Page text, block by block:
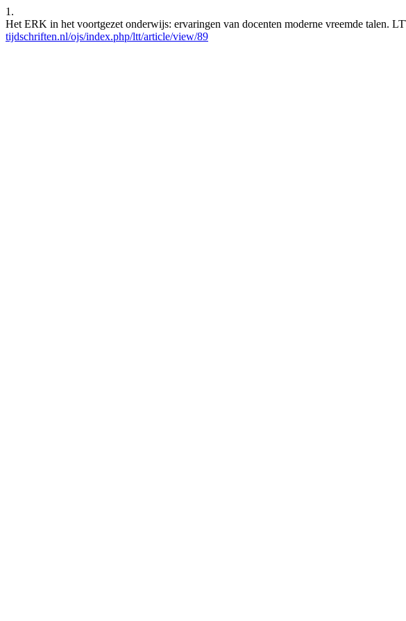
1.
Het ERK in het voortgezet onderwijs: ervaringen van docenten moderne vreemde talen.
tijdschriften.nl/ojs/index.php/ltt/article/view/89